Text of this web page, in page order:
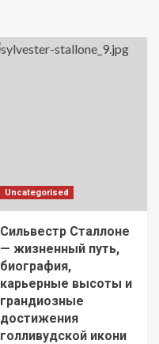
Uncategorised
Сильвестр Сталлоне
— жизненный путь,
биография,
карьерные высоты и
грандиозные
достижения
голливудской икони